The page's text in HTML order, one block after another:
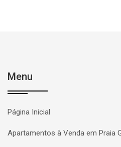
Menu
Página Inicial
Apartamentos à Venda em Praia